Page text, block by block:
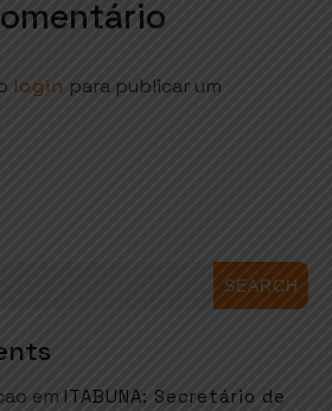
login para publicar um
SEARCH
em ITABUNA: Secretário de